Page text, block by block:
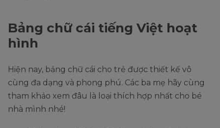
Bảng chữ cái tiếng Việt hoạt
hình
Hiện nay, bảng chữ cái cho trẻ được thiết kế vô
cùng đa dạng và phong phú. Các ba mẹ hãy cùng
tham khảo xem đâu là loại thích hợp nhất cho bé
nhà mình nhé!